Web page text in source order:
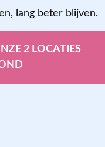
lang beter blijven.
2 LOCATIES